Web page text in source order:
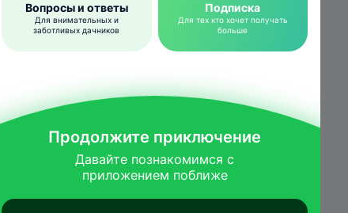
Вопросы и ответы
Для внимательных и
заботливых дачников
Подписка
Для тех кто хочет получать
больше
Продолжите приключение
Давайте познакомимся с
приложением поближе